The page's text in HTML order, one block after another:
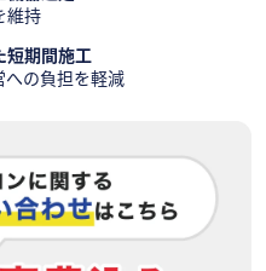
維持
短期間施工
への負担を軽減